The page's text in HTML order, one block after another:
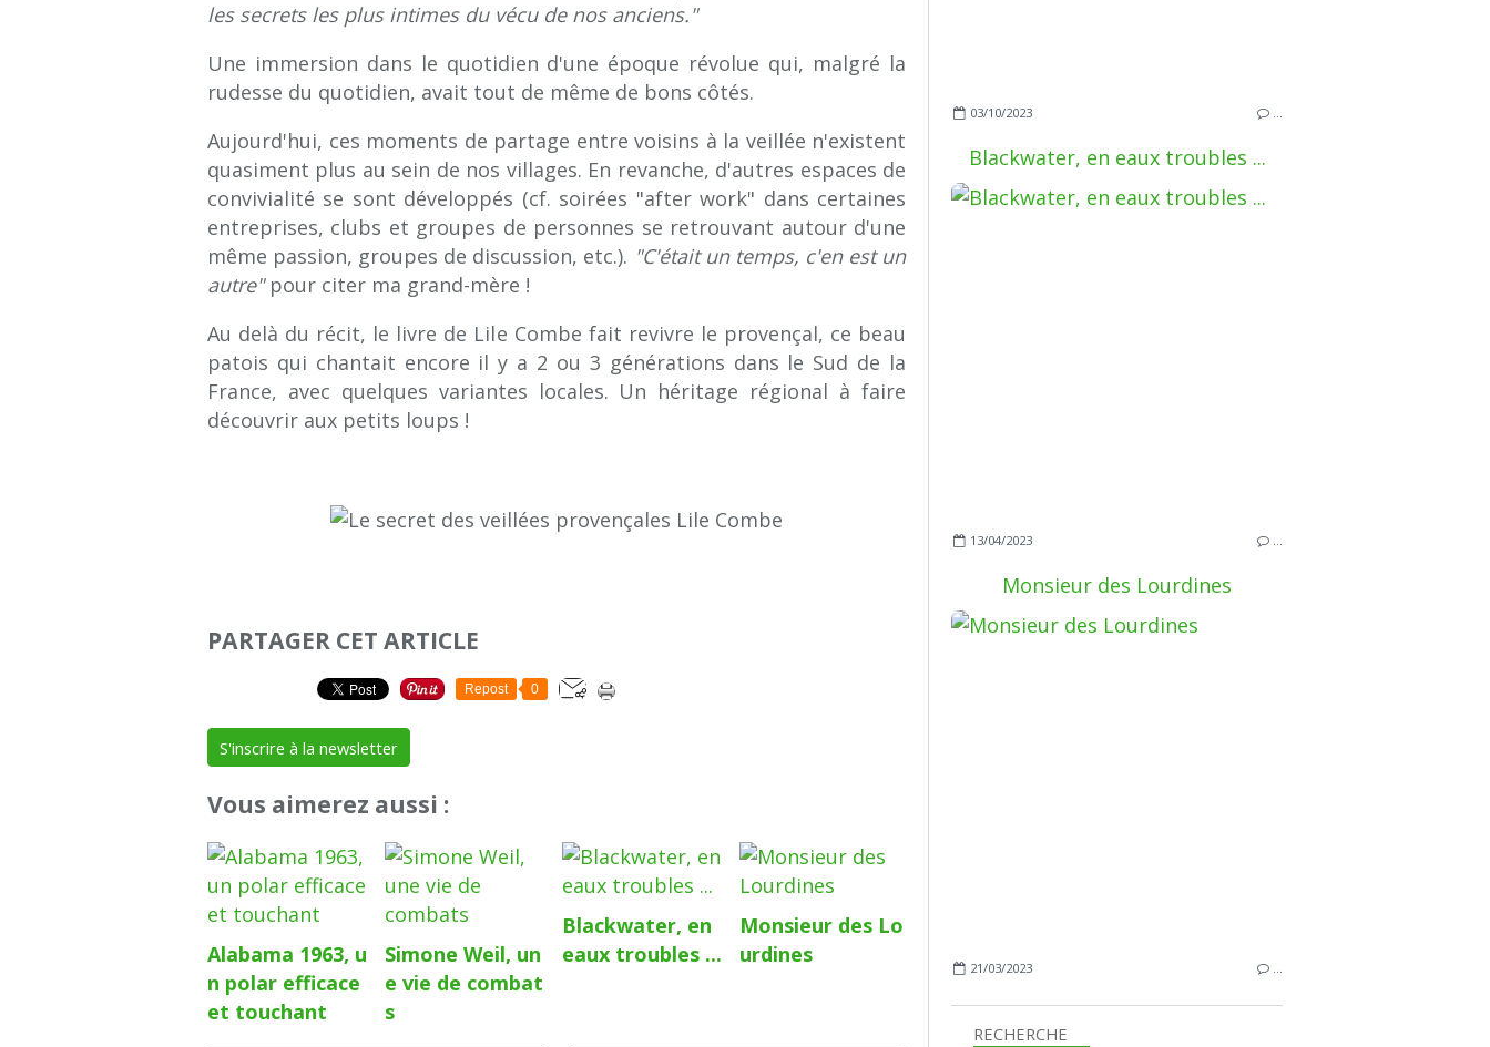
les secrets les plus intimes du vécu de nos anciens."
Une immersion dans le quotidien d'une époque révolue qui, malgré la
rudesse du quotidien, avait tout de même de bons côtés.
Aujourd'hui, ces moments de partage entre voisins à la veillée n'existent
quasiment plus au sein de nos villages. En revanche, d'autres espaces de
convivialité se sont développés (cf. soirées "after work" dans certaines
entreprises, clubs et groupes de personnes se retrouvant autour d'une
même passion, groupes de discussion, etc.). "C'était un temps, c'en est un
autre"pour citer ma grand-mère !
Au delà du récit, le livre de Lile Combe fait revivre le provençal, ce beau
patois qui chantait encore il y a 2 ou 3 générations dans le Sud de la
France, avec quelques variantes locales. Un héritage régional à faire
découvrir aux petits loups !
PARTAGER CET ARTICLE
Repost 0
S'inscrire à la newsletter
Vous aimerez aussi :
Alabama 1963, u
n polar efficace
et touchant
Simone Weil, un
e vie de combat
s
Blackwater, en
eaux troubles ...
Monsieur des Lo
urdines
RECHERCHE
03/10/2023
Blackwater, en eaux troubles ...
13/04/2023
Monsieur des Lourdines
21/03/2023